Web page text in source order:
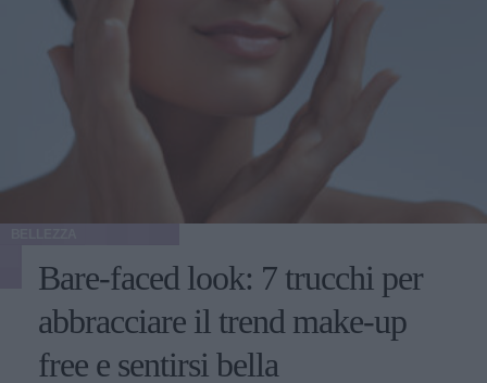
Bare-faced look: 7 trucchi per
abbracciare il trend make-up
free e sentirsi bella